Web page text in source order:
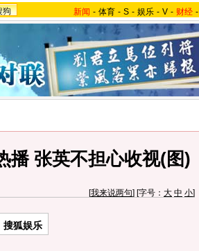
狗 新闻 - 体育 - S - 娱乐 - V - 财经 -
播 张英不担心收视(图)
[我来说两句] [字号： 大 中 小]
搜狐娱乐